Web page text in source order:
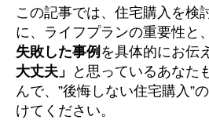
この記事では、住宅購入を検
に、ライフプランの重要性と
失敗した事例 を具体的にお伝
大丈夫」
と思っているあなた
んで、”後悔しない住宅購入”
けてください。